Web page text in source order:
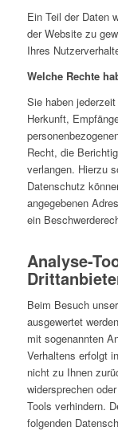
Ein Teil der Daten
der Website zu
Ihres
Welche Rechte
Sie haben
Herkunft,
Recht, die
verlangen. Hierzu
Datenschutz
angegebenen
ein
Analyse-
Beim Besuch
ausgewertet
mit sogenannten
Verhaltens erfolgt
nicht zu Ihnen
widersprechen
Tools verhindern.
folgenden